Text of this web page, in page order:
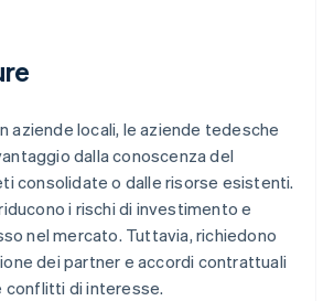
aziende locali, le aziende tedesche
dalla conoscenza del
consolidate o dalle risorse esistenti.
i rischi di investimento e
nel mercato. Tuttavia, richiedono
dei partner e accordi contrattuali
conflitti di interesse.